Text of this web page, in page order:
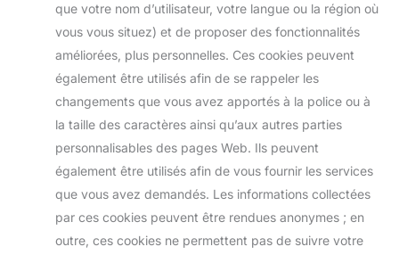
que votre nom d’utilisateur, votre langue ou la région où
vous vous situez) et de proposer des fonctionnalités
améliorées, plus personnelles. Ces cookies peuvent
également être utilisés afin de se rappeler les
changements que vous avez apportés à la police ou à
la taille des caractères ainsi qu’aux autres parties
personnalisables des pages Web. Ils peuvent
également être utilisés afin de vous fournir les services
que vous avez demandés. Les informations collectées
par ces cookies peuvent être rendues anonymes ; en
outre, ces cookies ne permettent pas de suivre votre